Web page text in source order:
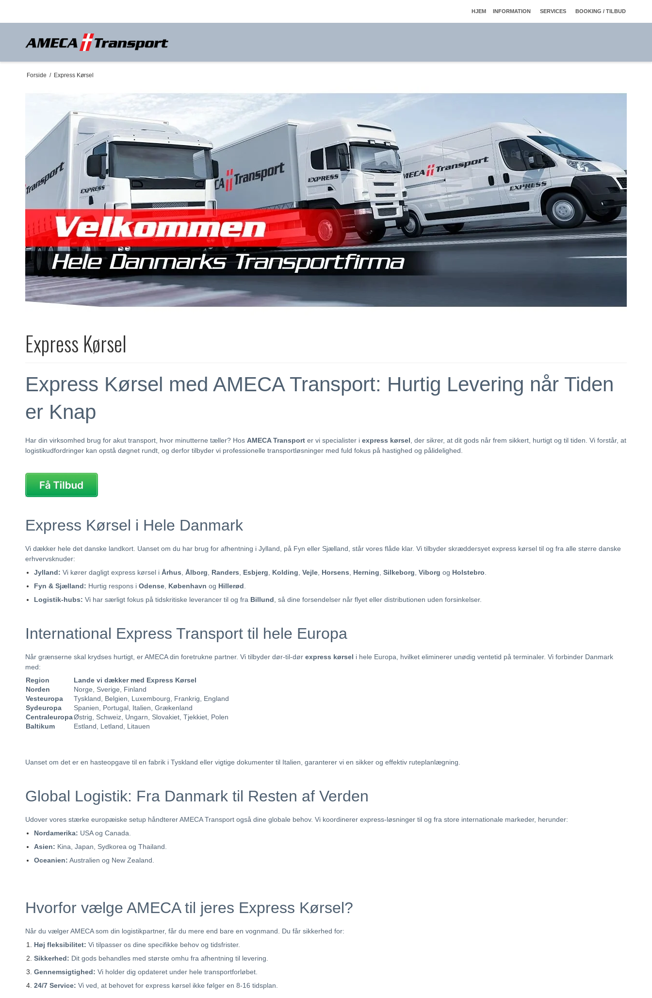
HJEM INFORMATION SERVICES BOOKING / TILBUD
Forside / Express Kørsel
Express Kørsel
Express Kørsel med AMECA Transport: Hurtig Levering når Tiden
er Knap
Har din virksomhed brug for akut transport, hvor minutterne tæller? Hos AMECA Transport er vi specialister i express kørsel , der sikrer, at dit gods når frem sikkert, hurtigt og til tiden. Vi forstår, at
logistikudfordringer kan opstå døgnet rundt, og derfor tilbyder vi professionelle transportløsninger med fuld fokus på hastighed og pålidelighed.
Express Kørsel i Hele Danmark
Vi dækker hele det danske landkort. Uanset om du har brug for afhentning i Jylland, på Fyn eller Sjælland, står vores flåde klar. Vi tilbyder skræddersyet express kørsel til og fra alle større danske
erhvervsknuder:
Jylland: Vi kører dagligt express kørsel i Århus Ålborg Randers Esbjerg Kolding Vejle, Horsens Herning Silkeborg Viborg og Holstebro
Fyn & Sjælland: Hurtig respons i Odense, København og Hillerød
Logistik-hubs: Vi har særligt fokus på tidskritiske leverancer til og fra Billund , så dine forsendelser når flyet eller distributionen uden forsinkelser.
International Express Transport til hele Europa
Når grænserne skal krydses hurtigt, er AMECA din foretrukne partner. Vi tilbyder dør-til-dør express kørsel i hele Europa, hvilket eliminerer unødig ventetid på terminaler. Vi forbinder Danmark
med:
Region
Lande vi dækker med Express Kørsel
Norden
Norge, Sverige, Finland
Vesteuropa
Tyskland, Belgien, Luxembourg, Frankrig, England
Sydeuropa
Spanien, Portugal, Italien, Grækenland
CentraleuropaØstrig, Schweiz, Ungarn, Slovakiet, Tjekkiet, Polen
Baltikum
Estland, Letland, Litauen
Uanset om det er en hasteopgave til en fabrik i Tyskland eller vigtige dokumenter til Italien, garanterer vi en sikker og effektiv ruteplanlægning.
Global Logistik: Fra Danmark til Resten af Verden
Udover vores stærke europæiske setup håndterer AMECA Transport også dine globale behov. Vi koordinerer express-løsninger til og fra store internationale markeder, herunder:
Nordamerika: USA og Canada.
Asien: Kina, Japan, Sydkorea og Thailand.
Oceanien: Australien og New Zealand.
Hvorfor vælge AMECA til jeres Express Kørsel?
Når du vælger AMECA som din logistikpartner, får du mere end bare en vognmand. Du får sikkerhed for:
Høj fleksibilitet: Vi tilpasser os dine specifikke behov og tidsfrister.
Sikkerhed: Dit gods behandles med største omhu fra afhentning til levering.
Gennemsigtighed: Vi holder dig opdateret under hele transportforløbet.
24/7 Service: Vi ved, at behovet for express kørsel ikke følger en 8-16 tidsplan.